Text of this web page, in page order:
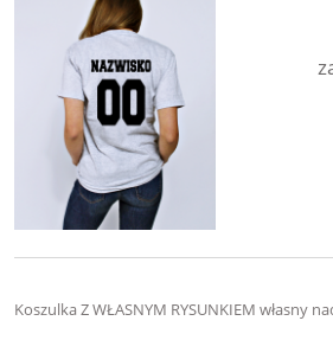
Koszulka Z WŁASNYM RYSUNKIEM własny